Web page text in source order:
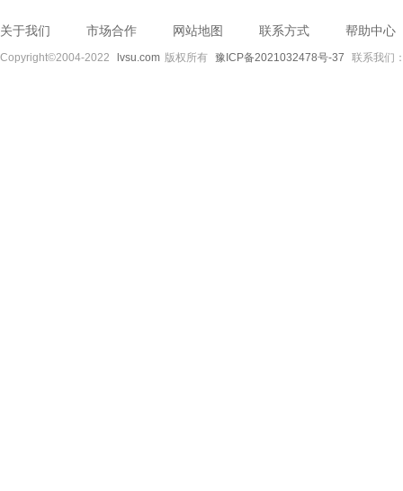
关于我们 市场合作 网站地图 联系方式 帮助中心
Copyright©2004-2022 lvsu.com 版权所有 豫ICP备2021032478号-37 联系我们